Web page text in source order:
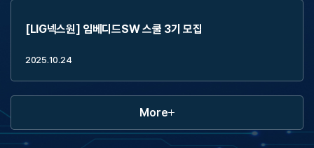
[LIG넥스원] 임베디드SW 스쿨 3기 모집
2025.10.24
More